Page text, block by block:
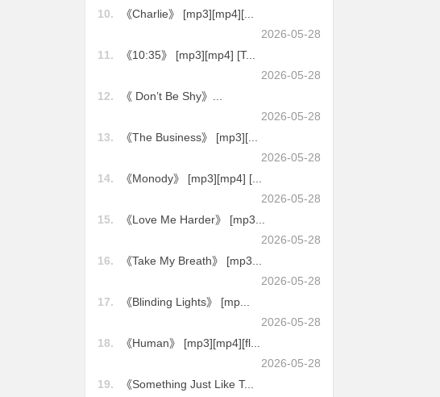
10.
《Charlie》 [mp3][mp4][...
2026-05-28
11.
《10:35》 [mp3][mp4] [T...
2026-05-28
12.
《 Don’t Be Shy》...
2026-05-28
13.
《The Business》 [mp3][...
2026-05-28
14.
《Monody》 [mp3][mp4] [...
2026-05-28
15.
《Love Me Harder》 [mp3...
2026-05-28
16.
《Take My Breath》 [mp3...
2026-05-28
17.
《Blinding Lights》 [mp...
2026-05-28
18.
《Human》 [mp3][mp4][fl...
2026-05-28
19.
《Something Just Like T...